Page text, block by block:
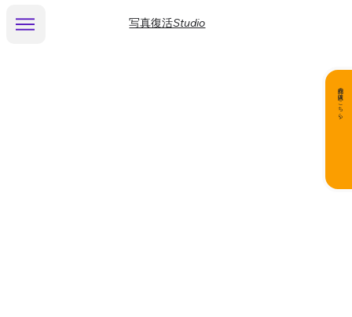
写真復活Studio
商品の購入はこちら▶